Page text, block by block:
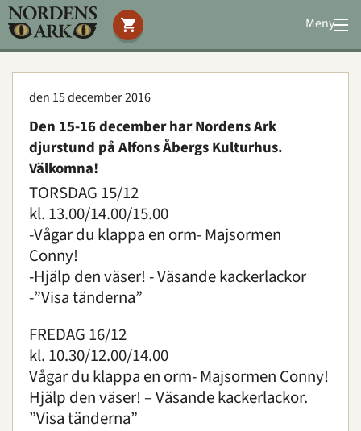
Meny
Stöd oss
Bevarande
Utbildning
Konferens
Om oss | Öppettider
Press
Sök
den 15 december 2016
Den 15-16 december har Nordens Ark
djurstund på Alfons Åbergs Kulturhus.
Välkomna!
TORSDAG 15/12
kl. 13.00/14.00/15.00
-Vågar du klappa en orm- Majsormen
Conny!
-Hjälp den väser! - Väsande kackerlackor
-”Visa tänderna”
FREDAG 16/12
kl. 10.30/12.00/14.00
Vågar du klappa en orm- Majsormen Conny!
Hjälp den väser! – Väsande kackerlackor.
”Visa tänderna”